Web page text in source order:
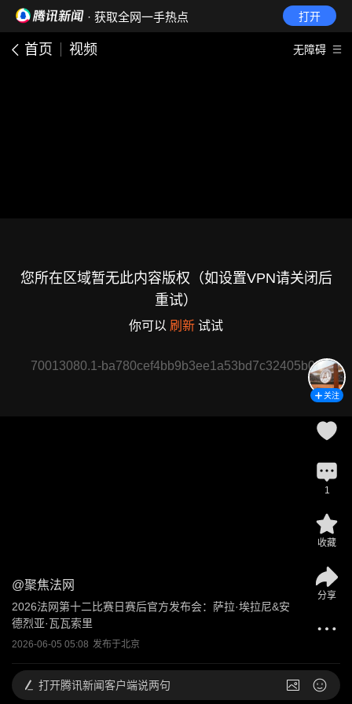
· 获取全网一手热点 打开
首页 视频 无障碍
您所在区域暂无此内容版权（如设置VPN请关闭后
重试）
你可以 刷新 试试
70013080.1-ba780cef4bb9b3ee1a53bd7c32405b06
@聚焦法网
2026法网第十二比赛日赛后官方发布会：萨拉·埃拉尼&安
德烈亚·瓦瓦索里
2026-06-05 05:08 发布于北京
关注
1
收藏
分享
打开腾讯新闻客户端说两句